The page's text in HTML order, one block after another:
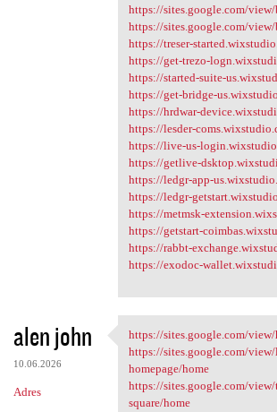
https://sites.google.com/
https://sites.google.com/
https://treser-
https://get-trezo-
https://started-suite-
https://get-bridge-
https://hrdwar-
https://lesder-
https://live-us-
https://getlive-
https://ledgr-app-
https://ledgr-
https://metmsk-
https://getstart-
https://rabbt-
https://exodoc-
alen john
10.06.2026
Adres
https://
https://sites.google.com/
https://sites.google.com/
homepage/home
https://sites.google.com/view/
square/home